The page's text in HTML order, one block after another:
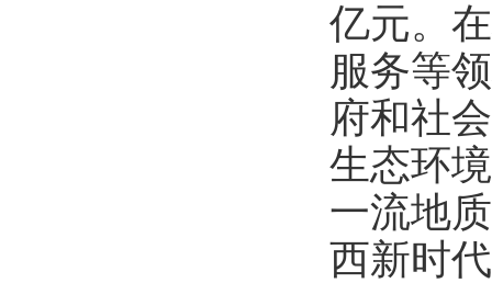
亿元。
服务等
府和社
生态环
一流地
西新时